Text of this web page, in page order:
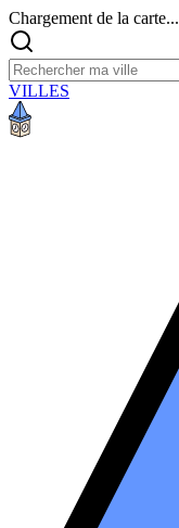
Chargement de la carte...
VILLES